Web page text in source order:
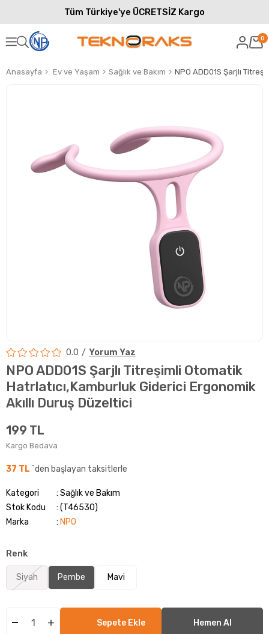
Tüm Türkiye'ye ÜCRETSİZ Kargo
0
Anasayfa Ev ve Yaşam Sağlık ve Bakım
0.0 Yorum Yaz
NPO ADD01S Şarjlı Titreşimli Otomatik
Hatrlatıcı,Kamburluk Giderici Ergonomik
Akıllı Duruş Düzeltici
199 TL
Kargo Bedava
37 TL `den başlayan taksitlerle
Kategori
Sağlık ve Bakım
Stok Kodu
(T46530)
Marka
: NPO
Renk
Siyah Pembe Mavi